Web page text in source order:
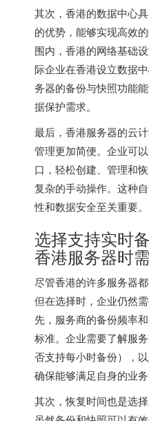
其次，香港的数据中心
的优势，能够实现高效
围内，香港的网络基础
际企业在香港设立数据
务器的备份与快照功能
据保护需求。
最后， 香港服务器的云
管理更加简便。企业可
口，轻松创建、管理和
复杂的手动操作。这种
性和数据安全至关重要。
选择支持实时
香港服务器时
尽管香港的许多服务器
但在选择时，企业仍然
先，服务商的备份频率
标准。企业需要了解服
否支持每小时备份），
确保能够满足自身的业务
其次，恢复时间也是选